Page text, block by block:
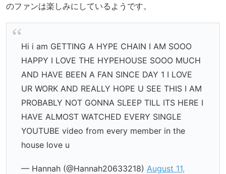
のファンは楽しみにしているようです。
Hi i am GETTING A HYPE CHAIN I AM SOOO
HAPPY I LOVE THE HYPEHOUSE SOOO MUCH
AND HAVE BEEN A FAN SINCE DAY 1 I LOVE
UR WORK AND REALLY HOPE U SEE THIS I AM
PROBABLY NOT GONNA SLEEP TILL ITS HERE I
HAVE ALMOST WATCHED EVERY SINGLE
YOUTUBE video from every member in the
house love u
— Hannah (@Hannah20633218) August 11,